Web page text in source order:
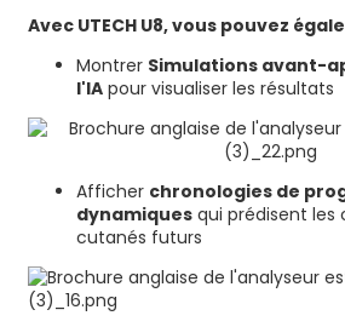
Avec UTECH U8, vous pouvez
Montrer Simulations avant-
l'IApour visualiser les résultats
Afficher chronologies de
dynamiquesqui prédisent les
cutanés futurs